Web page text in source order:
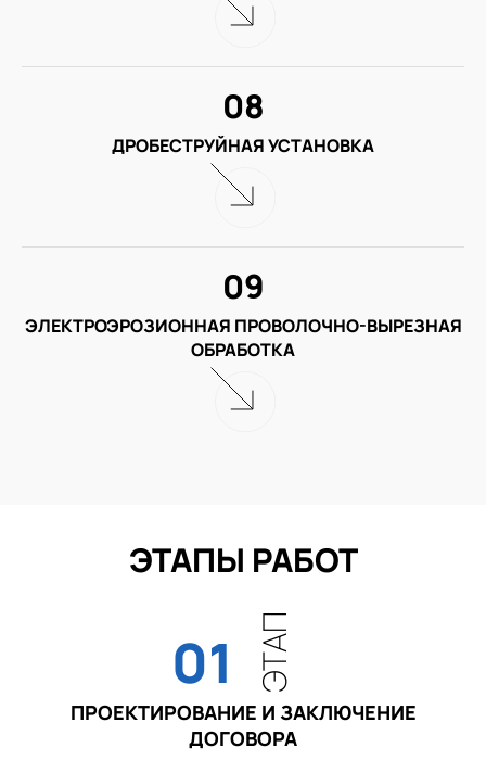
ДРОБЕСТРУЙНАЯ УСТАНОВКА
08
ЭЛЕКТРОЭРОЗИОННАЯ ПРОВОЛОЧНО-ВЫРЕЗНАЯ
ОБРАБОТКА
09
ЭТАПЫ РАБОТ
01 ЭТАП
ПРОЕКТИРОВАНИЕ И ЗАКЛЮЧЕНИЕ
ДОГОВОРА